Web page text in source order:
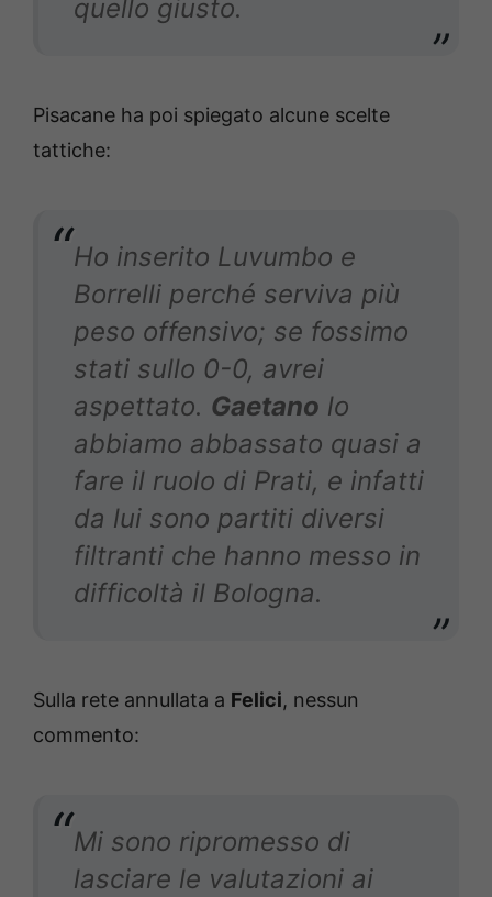
quello giusto.
Pisacane ha poi spiegato alcune scelte
tattiche:
Ho inserito Luvumbo e
Borrelli perché serviva più
peso offensivo; se fossimo
stati sullo 0-0, avrei
aspettato. Gaetano lo
abbiamo abbassato quasi a
fare il ruolo di Prati, e infatti
da lui sono partiti diversi
filtranti che hanno messo in
difficoltà il Bologna.
Sulla rete annullata a Felici, nessun
commento:
Mi sono ripromesso di
lasciare le valutazioni ai